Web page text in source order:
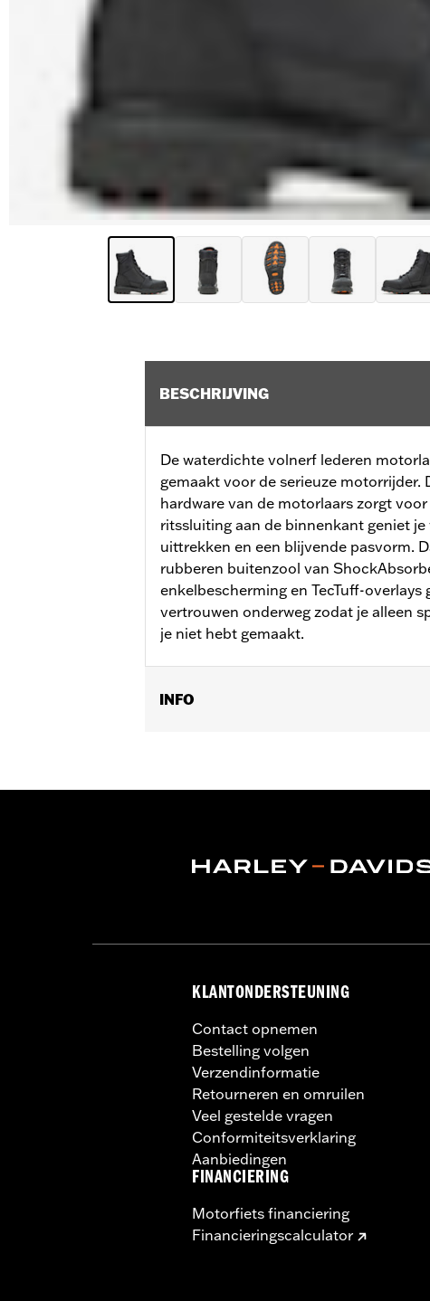
BESCHRIJVING
De waterdichte volnerf lederen
gemaakt voor de serieuze motorrijder.
hardware van de motorlaars zorgt
ritssluiting aan de binnenkant geniet
uittrekken en een blijvende pasvorm.
rubberen buitenzool van
enkelbescherming en TecTuff-overlays
vertrouwen onderweg zodat je alleen
je niet hebt gemaakt.
INFO
Technology:Waterproof
KLANTONDERSTEUNING
Contact opnemen
Bestelling volgen
Verzendinformatie
Retourneren en omruilen
Veel gestelde vragen
Conformiteitsverklaring
Aanbiedingen
FINANCIERING
Motorfiets financiering
Financieringscalculator